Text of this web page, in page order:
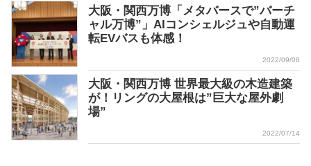
大阪・関西万博「メタバースで”バーチ
ャル万博”」AIコンシェルジュや自動運
転EVバスも体感！
2022/09/08
大阪・関西万博 世界最大級の木造建築
が！リングの大屋根は”巨大な屋外劇
場”
2022/07/14